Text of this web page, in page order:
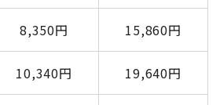
8,350円 15,860円
10,340円 19,640円